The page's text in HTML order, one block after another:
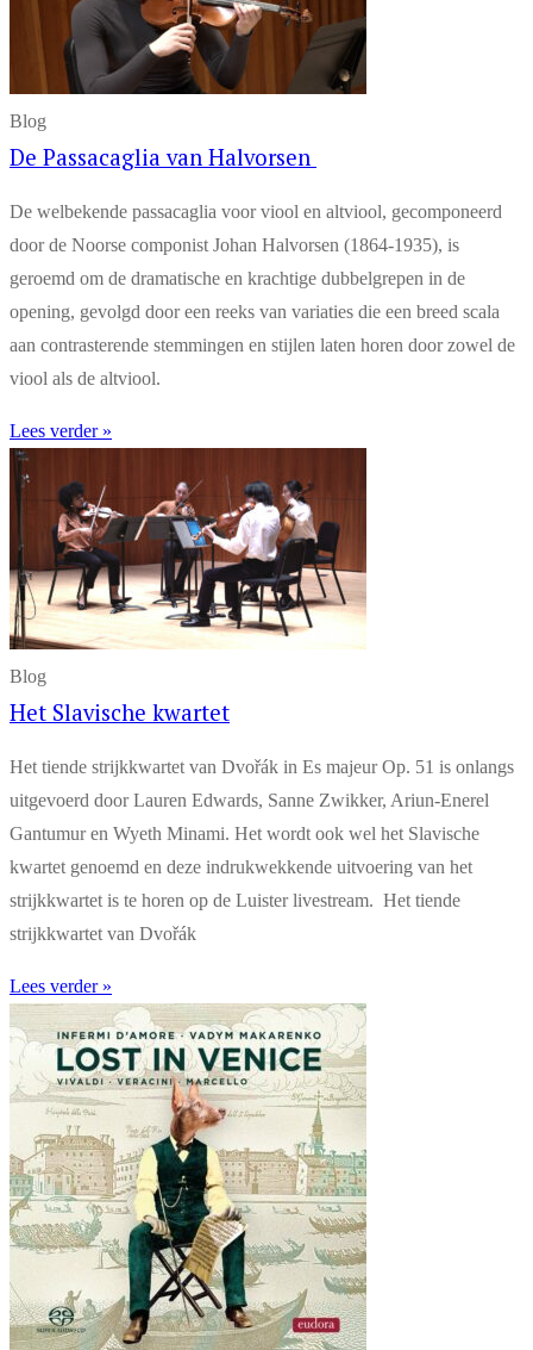
Blog
De Passacaglia van Halvorsen
De welbekende passacaglia voor viool en altviool, gecomponeerd
door de Noorse componist Johan Halvorsen (1864-1935), is
geroemd om de dramatische en krachtige dubbelgrepen in de
opening, gevolgd door een reeks van variaties die een breed scala
aan contrasterende stemmingen en stijlen laten horen door zowel de
viool als de altviool.
Lees verder »
Blog
Het Slavische kwartet
Het tiende strijkkwartet van Dvořák in Es majeur Op. 51 is onlangs
uitgevoerd door Lauren Edwards, Sanne Zwikker, Ariun-Enerel
Gantumur en Wyeth Minami. Het wordt ook wel het Slavische
kwartet genoemd en deze indrukwekkende uitvoering van het
strijkkwartet is te horen op de Luister livestream. Het tiende
strijkkwartet van Dvořák
Lees verder »